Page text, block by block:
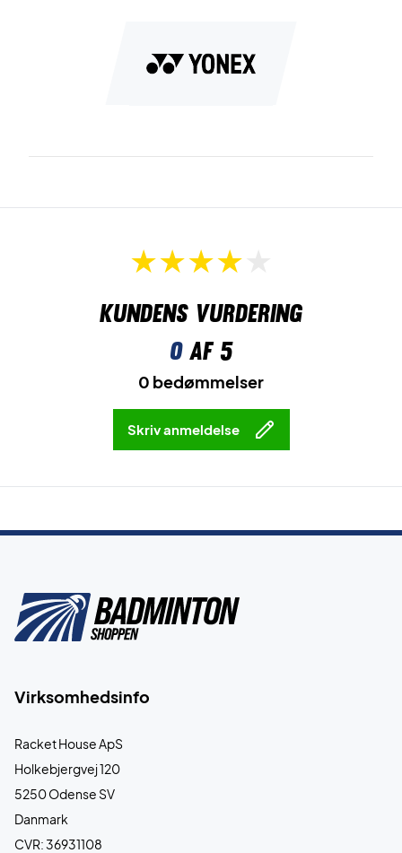
Kundens vurdering
0af 5
0 bedømmelser
Skriv anmeldelse
Virksomhedsinfo
Racket House ApS
Holkebjergvej 120
5250 Odense SV
Danmark
CVR: 36931108